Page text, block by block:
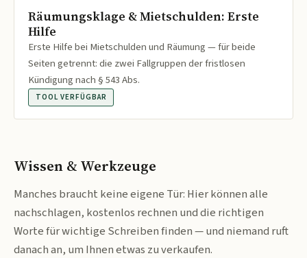
Räumungsklage & Mietschulden: Erste
Hilfe
Erste Hilfe bei Mietschulden und Räumung — für beide
Seiten getrennt: die zwei Fallgruppen der fristlosen
Kündigung nach § 543 Abs.
TOOL VERFÜGBAR
Wissen & Werkzeuge
Manches braucht keine eigene Tür: Hier können alle
nachschlagen, kostenlos rechnen und die richtigen
Worte für wichtige Schreiben finden — und niemand ruft
danach an, um Ihnen etwas zu verkaufen.